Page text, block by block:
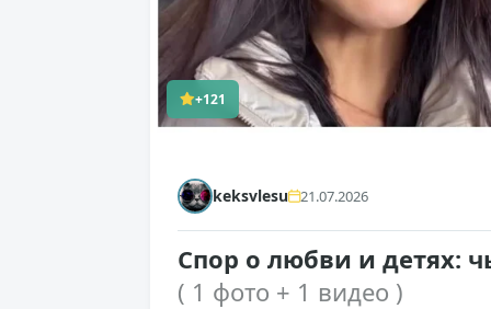
+121
keksvlesu 21.07.2026
Спор о любви и детях:
( 1 фото + 1 видео )